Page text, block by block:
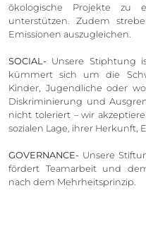
ökologische Projekte zu
unterstützen. Zudem
Emissionen auszugleichen.
SOCIAL- Unsere Stiphtung
kümmert sich um die
Kinder, Jugendliche oder
Diskriminierung und
nicht toleriert – wir
sozialen Lage, ihrer Herkunft,
GOVERNANCE- Unsere
fördert Teamarbeit und
nach dem Mehrheitsprinzip.